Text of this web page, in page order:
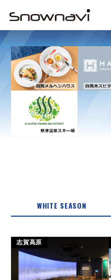
WHITE SEASON
志賀高原